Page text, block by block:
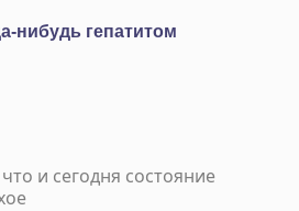
нибудь гепатитом
и сегодня состояние